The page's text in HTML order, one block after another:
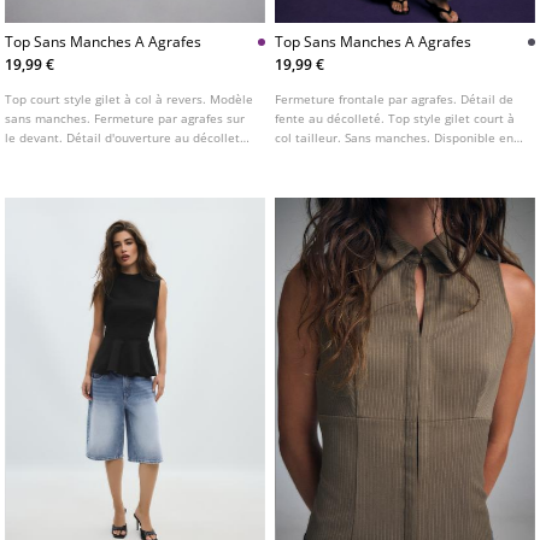
Top Sans Manches A Agrafes
19,99 €
Top court style gilet à col à revers. Modèle
sans manches. Fermeture par agrafes sur
le devant. Détail d'ouverture au décolleté.
Top Sans Manches A Agrafes
19,99 €
Fermeture frontale par agrafes. Détail de
fente au décolleté. Top style gilet court à
col tailleur. Sans manches. Disponible en